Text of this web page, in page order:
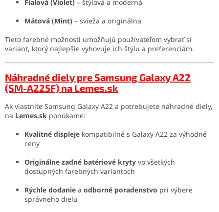
Fialová (Violet) – štýlová a moderná
Mätová (Mint) – svieža a originálna
Tieto farebné možnosti umožňujú používateľom vybrať si
variant, ktorý najlepšie vyhovuje ich štýlu a preferenciám.
Náhradné diely pre Samsung Galaxy A22
(SM-A225F) na Lemes.sk
Ak vlastníte Samsung Galaxy A22 a potrebujete náhradné diely,
na Lemes.sk ponúkame:
Kvalitné displeje kompatibilné s Galaxy A22 za výhodné
ceny
Originálne zadné batériové kryty vo všetkých
dostupných farebných variantoch
Rýchle dodanie a odborné poradenstvo pri výbere
správneho dielu